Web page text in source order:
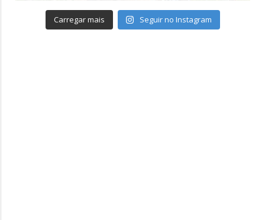
Carregar mais Seguir no Instagram